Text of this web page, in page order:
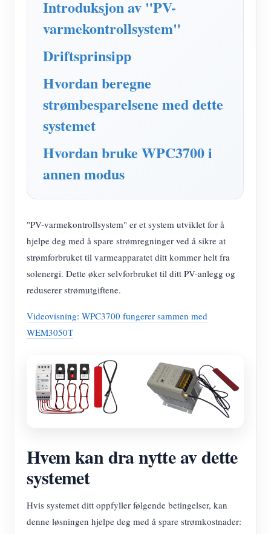
IAMMETER Simulator
Virtuell måler
System for energiprognoser og -simulering
applikasjoner
Solar PV System Energy Monitor
Strømforbruksmåler
PV-varmekontrollsystem
Hjemmeautomatisering
butikk
Ressurser
Hurtigstart for produktet
Dokument
Opplæringsvideo
FAQ
Nyheter
Samfunnet
Utvikler
Utforske
Belønningsprogram
Ta kontakt med
Om oss
Introduksjon av "PV-
varmekontrollsystem"
Driftsprinsipp
Hvordan beregne
strømbesparelsene med dette
systemet
Hvordan bruke WPC3700 i
annen modus
"PV-varmekontrollsystem" er et system utviklet for å
hjelpe deg med å spare strømregninger ved å sikre at
strømforbruket til varmeapparatet ditt kommer helt fra
solenergi. Dette øker selvforbruket til ditt PV-anlegg og
reduserer strømutgiftene.
Videovisning: WPC3700 fungerer sammen med
WEM3050T
Hvem kan dra nytte av dette
systemet
Hvis systemet ditt oppfyller følgende betingelser, kan
denne løsningen hjelpe deg med å spare strømkostnader: